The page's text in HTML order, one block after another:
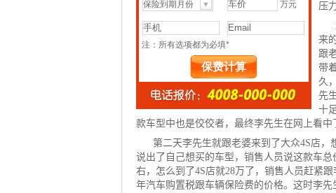
压
来
跟
带
久
先
十
款车型中也是佼佼者，最终李先生在网上看中
第二天李先生就跟老婆来到了大众4S店
说出了自己想买的车型，销售人员说这款车
右，怎么到了4S店就28万了，销售人员赶紧
年汽车购置税跟车辆保险费的价格。这时李